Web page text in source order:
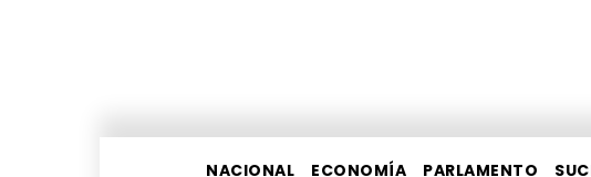
NACIONAL ECONOMÍA PARLAMENTO